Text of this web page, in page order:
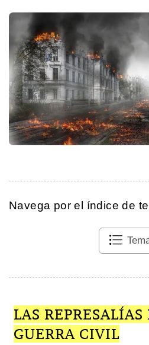
Navega por el índice de
LAS
GUERRA CIVIL